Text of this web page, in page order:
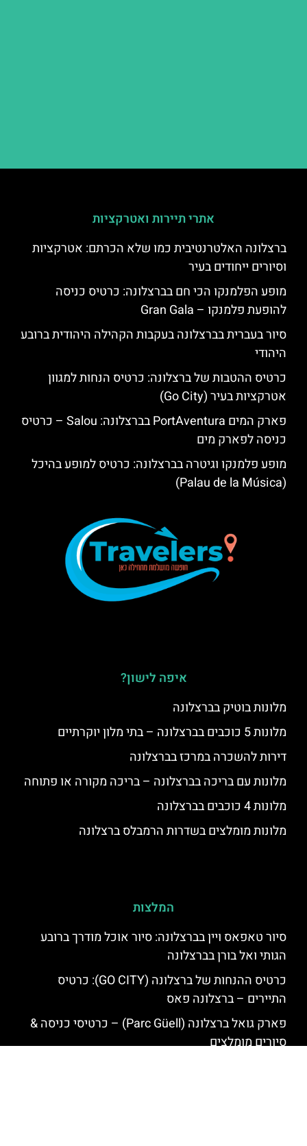
אתרי תיירות ואטרקציות
ברצלונה האלטרנטיבית כמו שלא הכרתם: אטרקציות
וסיורים ייחודים בעיר
מופע הפלמנקו הכי חם בברצלונה: כרטיס כניסה
להופעת פלמנקו – Gran Gala
סיור בעברית בברצלונה בעקבות הקהילה היהודית ברובע
היהודי
כרטיס ההטבות של ברצלונה: כרטיס הנחות למגוון
אטרקציות בעיר (Go City)
פארק המים PortAventura בברצלונה: Salou – כרטיס
כניסה לפארק מים
מופע פלמנקו וגיטרה בברצלונה: כרטיס למופע בהיכל
(Palau de la Música)
איפה לישון?
מלונות בוטיק בברצלונה
מלונות 5 כוכבים בברצלונה – בתי מלון יוקרתיים
דירות להשכרה במרכז בברצלונה
מלונות עם בריכה בברצלונה – בריכה מקורה או פתוחה
מלונות 4 כוכבים בברצלונה
מלונות מומלצים בשדרות הרמבלס ברצלונה
המלצות
סיור טאפאס ויין בברצלונה: סיור אוכל מודרך ברובע
הגותי ואל בורן בברצלונה
כרטיס ההנחות של ברצלונה (GO CITY): כרטיס
התיירים – ברצלונה פאס
פארק גואל ברצלונה (Parc Güell) – כרטיסי כניסה &
סיורים מומלצים